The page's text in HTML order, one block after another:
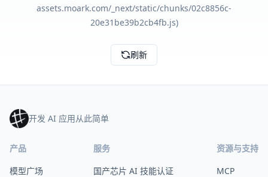
assets.moark.com/_next/static/chunks/02c8856c-
20e31be39b2cb4fb.js)
刷新
开发 AI 应用从此简单
产品
模型广场
服务
国产芯片 AI 技能认证
资源与支持
MCP